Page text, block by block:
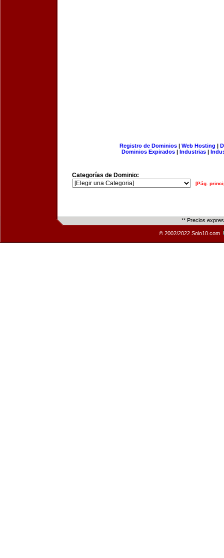
Registro de Dominios| Web Hosting |
Dominios Expirados | Industrias |
Categorías de Dominio:
[Pág.
** Precios
© 2002/2022 Solo10.com